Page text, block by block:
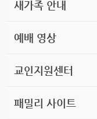
새가족 안내
예배 영상
교인지원센터
패밀리 사이트